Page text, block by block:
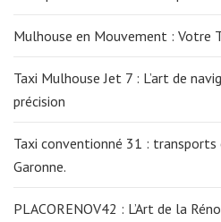
Mulhouse en Mouvement : Votre
Taxi Mulhouse Jet 7 : L’art de
précision
Taxi conventionné 31 :
Garonne.
PLACORENOV42 : L’Art de la